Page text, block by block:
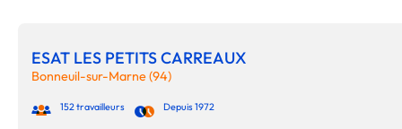
ESAT LES PETITS CARREAUX
Bonneuil-sur-Marne (94)
152 travailleurs Depuis 1972